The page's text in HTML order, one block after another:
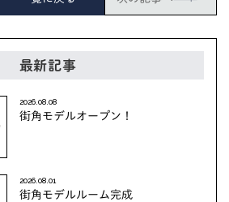
最新記事
2026.08.08
街角モデルオープン！
2026.08.01
街角モデルルーム完成